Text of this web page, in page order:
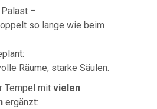
–
so lange wie beim
Räume, starke Säulen.
Tempel mitvielen
ergänzt: